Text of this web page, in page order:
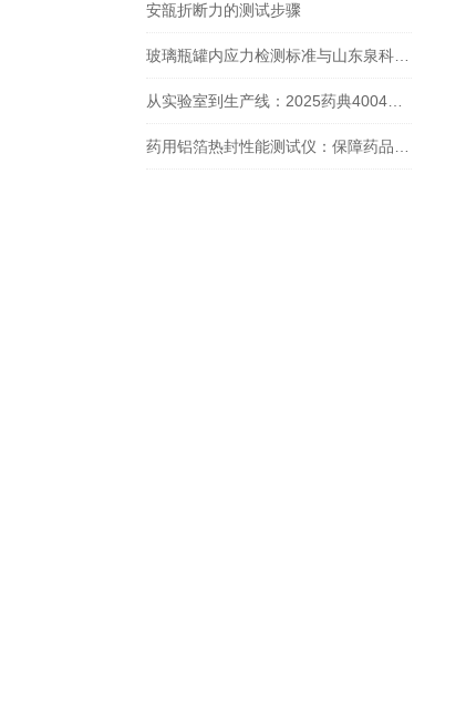
安瓿折断力的测试步骤